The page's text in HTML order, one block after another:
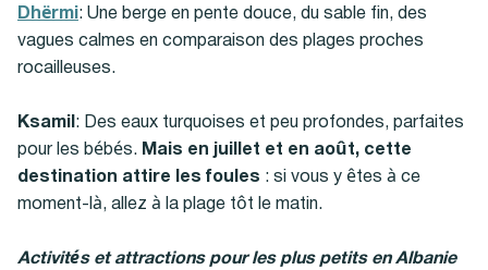
Dhërmi: Une berge en pente douce, du sable fin, des
vagues calmes en comparaison des plages proches
rocailleuses.
Ksamil : Des eaux turquoises et peu profondes, parfaites
pour les bébés. Mais en juillet et en août, cette
destination attire les foules : si vous y êtes à ce
moment-là, allez à la plage tôt le matin.
Activités et attractions pour les plus petits en Albanie